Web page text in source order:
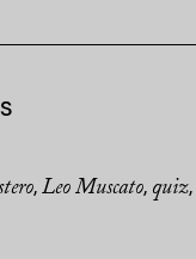
, Leo Muscato, quiz,